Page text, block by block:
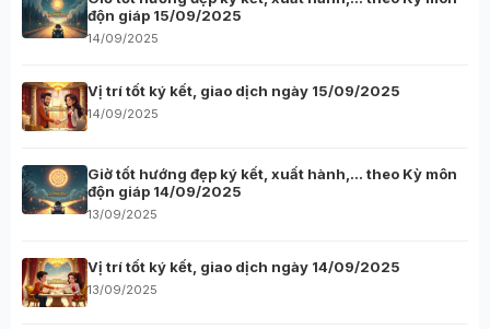
độn giáp 15/09/2025
14/09/2025
Vị trí tốt ký kết, giao dịch ngày 15/09/2025
14/09/2025
Giờ tốt hướng đẹp ký kết, xuất hành,… theo Kỳ môn
độn giáp 14/09/2025
13/09/2025
Vị trí tốt ký kết, giao dịch ngày 14/09/2025
13/09/2025